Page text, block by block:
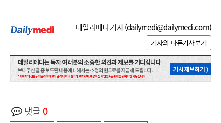
데일리메디 기자 (dailymedi@dailymedi.com)
기자의 다른기사보기
댓글 0